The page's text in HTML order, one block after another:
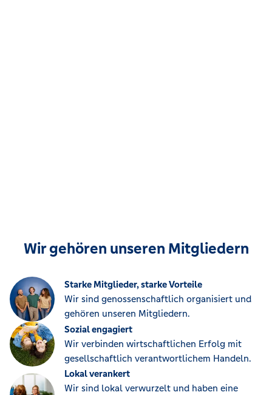
Wir gehören unseren Mitgliedern
Starke Mitglieder, starke Vorteile
Wir sind genossenschaftlich organisiert und
gehören unseren Mitgliedern.
Sozial engagiert
Wir verbinden wirtschaftlichen Erfolg mit
gesellschaftlich verantwortlichem Handeln.
Lokal verankert
Wir sind lokal verwurzelt und haben eine